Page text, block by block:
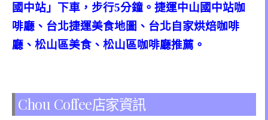
國中站」下車，步行5分鐘。捷運中山國中站咖
啡廳、台北捷運美食地圖、台北自家烘焙咖啡
廳、松山區美食、松山區咖啡廳推薦。
Chou Coffee店家資訊